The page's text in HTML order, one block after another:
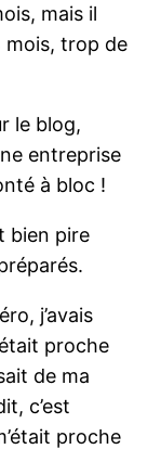
mais il
mois, trop de
le blog,
entreprise
à bloc !
bien pire
j’avais
proche
de ma
c’est
proche